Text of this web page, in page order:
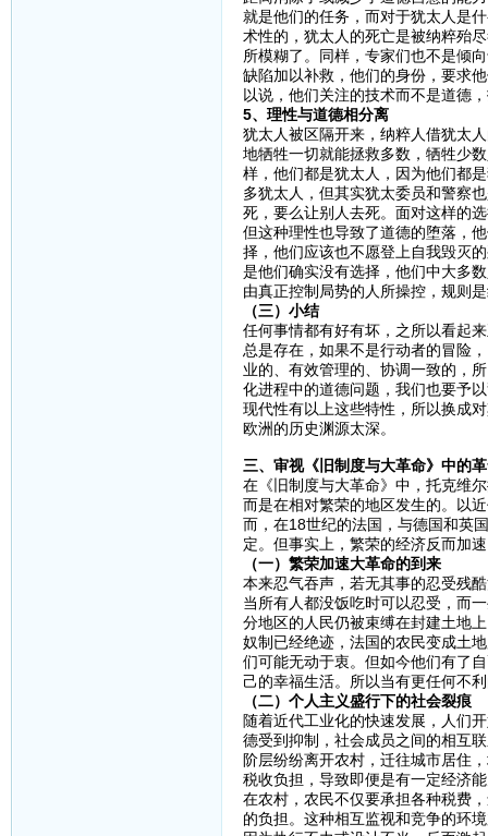
就是他们的任务，而对于犹太人是
术性的，犹太人的死亡是被纳粹殆
所模糊了。同样，专家们也不是倾
缺陷加以补救，他们的身份，要求
以说，他们关注的技术而不是道德
5、理性与道德相分离
犹太人被区隔开来，纳粹人借犹太
地牺牲一切就能拯救多数，牺牲少
样，他们都是犹太人，因为他们都
多犹太人，但其实犹太委员和警察
死，要么让别人去死。面对这样的
但这种理性也导致了道德的堕落，
择，他们应该也不愿登上自我毁灭
是他们确实没有选择，他们中大多
由真正控制局势的人所操控，规则
（三）小结
任何事情都有好有坏，之所以看起
总是存在，如果不是行动者的冒险
业的、有效管理的、协调一致的，
化进程中的道德问题，我们也要予
现代性有以上这些特性，所以换成
欧洲的历史渊源太深。
三、审视《旧制度与大革命》中的
在《旧制度与大革命》中，托克维
而是在相对繁荣的地区发生的。以
而，在18世纪的法国，与德国和英
定。但事实上，繁荣的经济反而加
（一）繁荣加速大革命的到来
本来忍气吞声，若无其事的忍受残
当所有人都没饭吃时可以忍受，而
分地区的人民仍被束缚在封建土地
奴制已经绝迹，法国的农民变成土
们可能无动于衷。但如今他们有了
己的幸福生活。所以当有更任何不
（二）个人主义盛行下的社会裂痕
随着近代工业化的快速发展，人们
德受到抑制，社会成员之间的相互
阶层纷纷离开农村，迁往城市居住
税收负担，导致即便是有一定经济
在农村，农民不仅要承担各种税费
的负担。这种相互监视和竞争的环